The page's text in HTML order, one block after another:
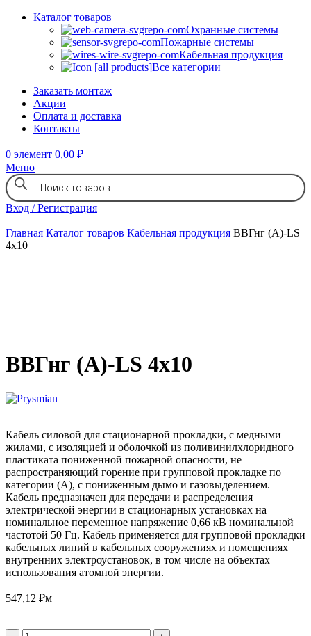
Каталог товаров
Охранные системы
Пожарные системы
Кабельная продукция
Все категории
Заказать монтаж
Акции
Оплата и доставка
Контакты
0 элемент 0,00 ₽
Меню
Вход / Регистрация
Главная Каталог товаров Кабельная продукция ВВГнг (А)-LS
4х10
ВВГнг (А)-LS 4х10
Кабель силовой для стационарной прокладки, с медными
жилами, с изоляцией и оболочкой из поливинилхлоридного
пластиката пониженной пожарной опасности, не
распространяющий горение при групповой прокладке по
категории (A), с пониженным дымо и газовыделением.
Кабель предназначен для передачи и распределения
электрической энергии в стационарных установках на
номинальное переменное напряжение 0,66 кВ номинальной
частотой 50 Гц. Кабель применяется для групповой прокладки
кабельных линий в кабельных сооружениях и помещениях
внутренних электроустановок, в том числе на объектах
использования атомной энергии.
547,12 ₽м